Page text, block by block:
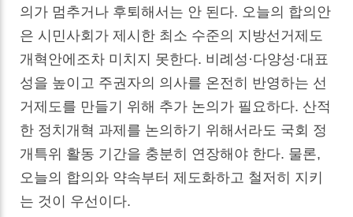
의가 멈추거나 후퇴해서는 안 된다. 오늘의 합의안
은 시민사회가 제시한 최소 수준의 지방선거제도
개혁안에조차 미치지 못한다. 비례성·다양성·대표
성을 높이고 주권자의 의사를 온전히 반영하는 선
거제도를 만들기 위해 추가 논의가 필요하다. 산적
한 정치개혁 과제를 논의하기 위해서라도 국회 정
개특위 활동 기간을 충분히 연장해야 한다. 물론,
오늘의 합의와 약속부터 제도화하고 철저히 지키
는 것이 우선이다.